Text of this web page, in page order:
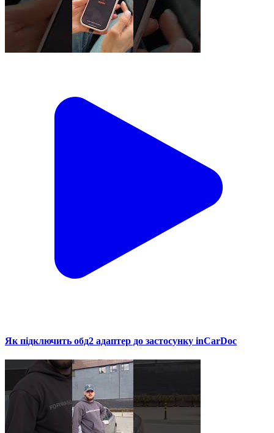
Як підключить обд2 адаптер до застосунку inCarDoc